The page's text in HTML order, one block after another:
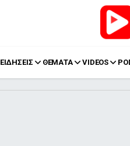
ΕΙΔΗΣΕΙΣ ΘΕΜΑΤΑ VIDEOS